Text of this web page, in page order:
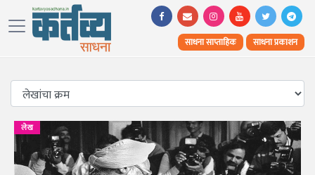
साधना साप्ताहिक साधना प्रकाशन
लेख